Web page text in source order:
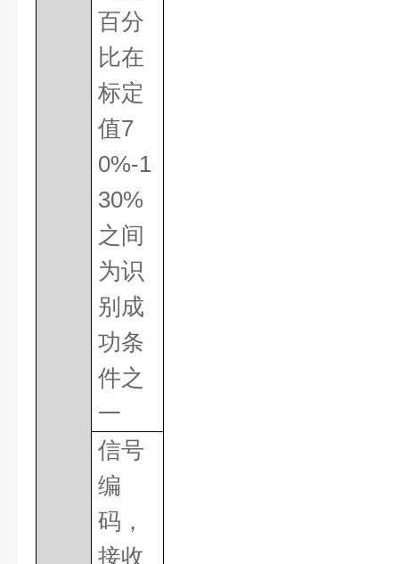
百分
比在
标定
值7
0%-1
30%
之间
为识
别成
功条
件之
一
信号
编
码，
接收